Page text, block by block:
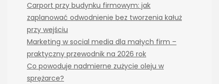
Carport przy budynku firmowym: jak
zaplanować odwodnienie bez tworzenia kałuż
przy wejściu
Marketing w social media dla małych firm –
praktyczny przewodnik na 2026 rok
Co powoduje nadmierne zużycie oleju w
sprężarce?